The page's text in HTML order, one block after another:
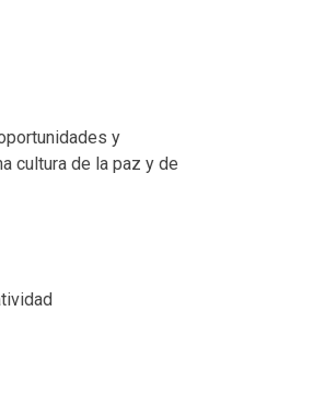
y
cultura de la paz y de